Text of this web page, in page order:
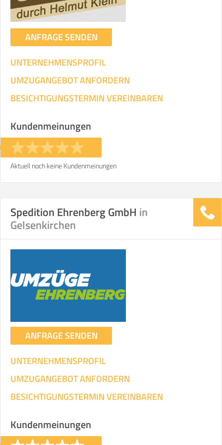
ANFRAGE SENDEN
UNTERNEHMENSPROFIL
UMZUGANGEBOT ANFORDERN
BESICHTIGUNGSTERMIN VEREINBAREN
Kundenmeinungen
Aktuell noch keine Kundenmeinungen
Spedition Ehrenberg GmbH in
Gelsenkirchen
ANFRAGE SENDEN
UNTERNEHMENSPROFIL
UMZUGANGEBOT ANFORDERN
BESICHTIGUNGSTERMIN VEREINBAREN
Kundenmeinungen